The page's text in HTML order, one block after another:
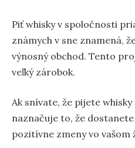
Piť whisky v spoločnosti
známych v sne znamená,
výnosný obchod. Tento
veľký zárobok.
Ak snívate, že pijete
naznačuje to, že
pozitívne zmeny vo vašom